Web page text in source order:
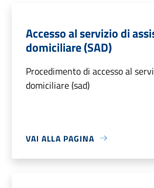
Accesso al servizio di
domiciliare (SAD)
Procedimento di accesso al
domiciliare (sad)
VAI ALLA PAGINA